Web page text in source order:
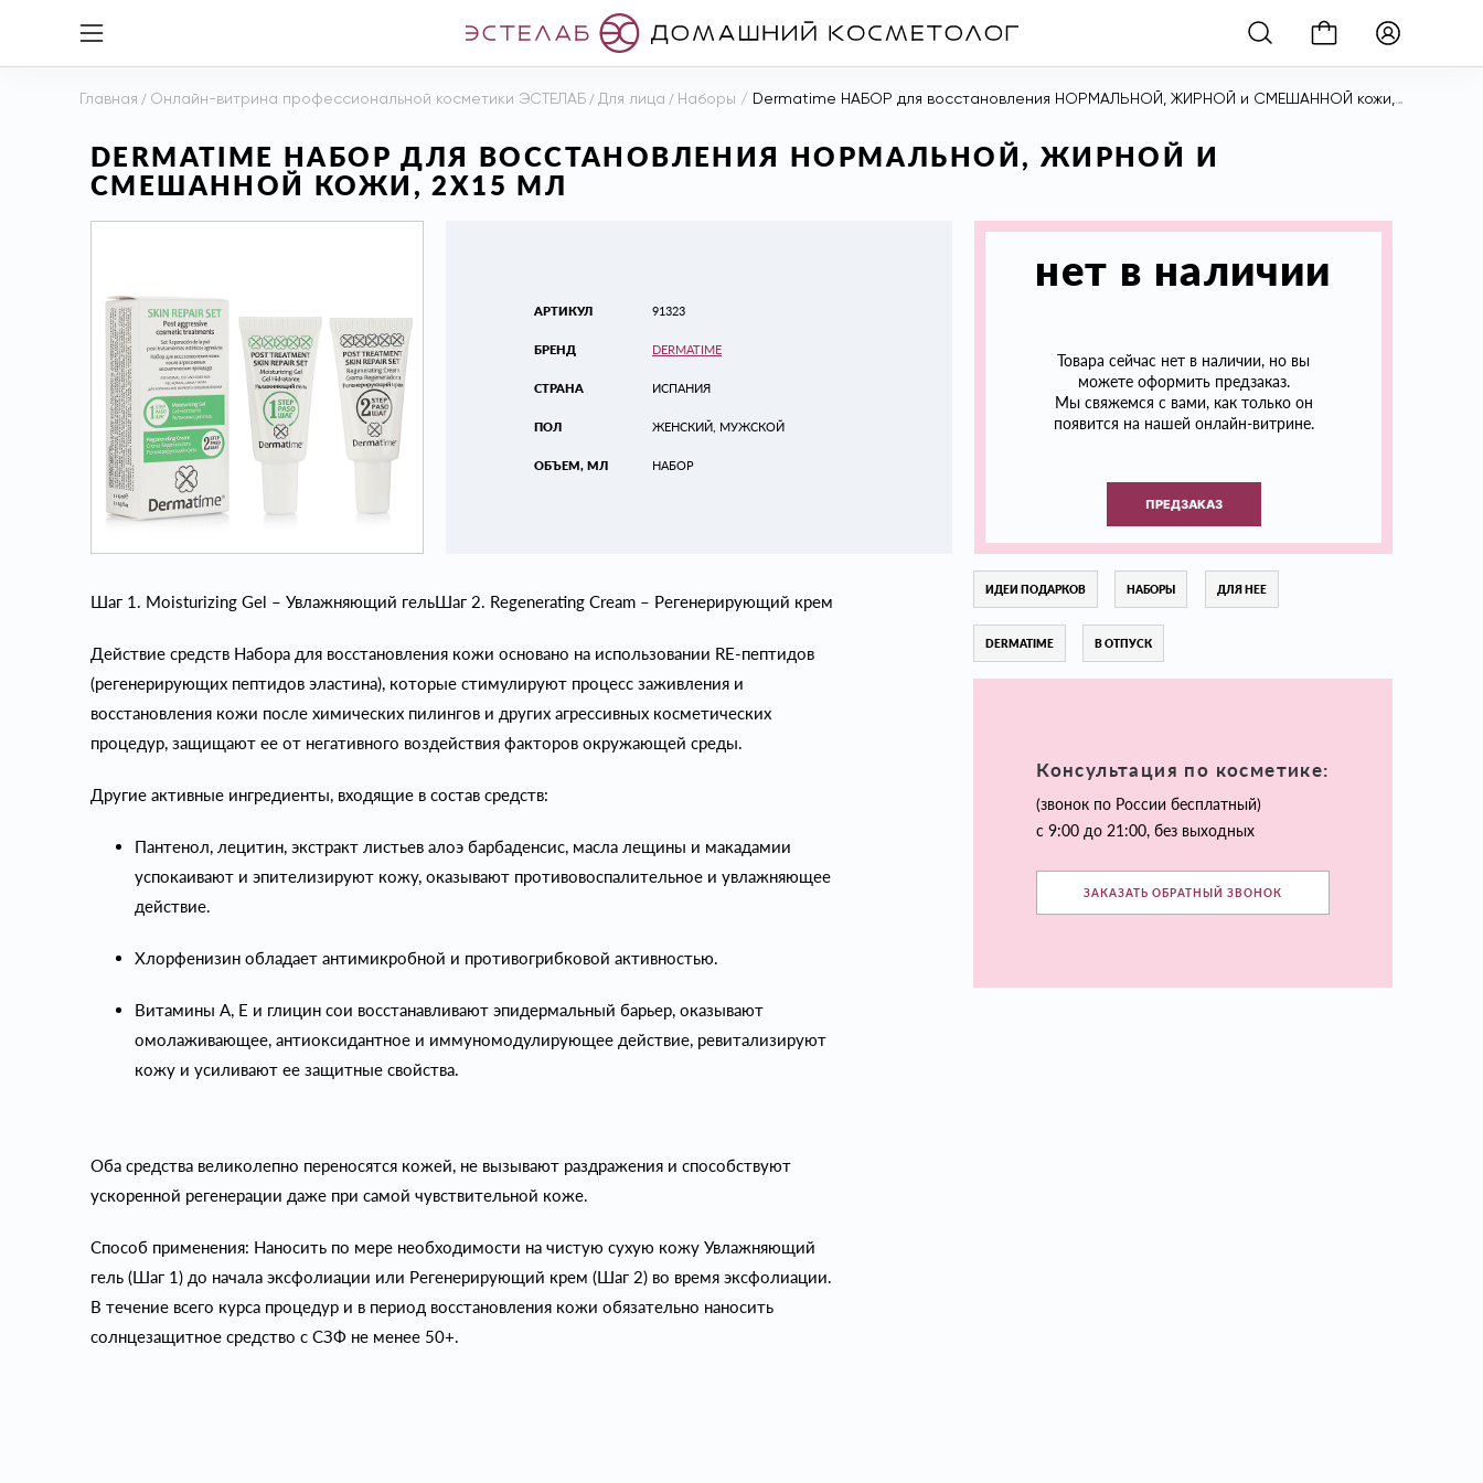
Главная / Онлайн-витрина профессиональной косметики ЭСТЕЛАБ / Для лица / Наборы / Dermatime НАБОР для восстановления НОРМАЛЬНОЙ, ЖИРНОЙ и СМЕШАННОЙ кожи, 2х15 мл
DERMATIME НАБОР ДЛЯ ВОССТАНОВЛЕНИЯ НОРМАЛЬНОЙ, ЖИРНОЙ И
СМЕШАННОЙ КОЖИ, 2Х15 МЛ
АРТИКУЛ
БРЕНД
СТРАНА
ПОЛ
ОБЪЕМ, МЛ
91323
DERMATIME
ИСПАНИЯ
ЖЕНСКИЙ, МУЖСКОЙ
НАБОР
нет в наличии
Товара сейчас нет в наличии, но вы
можете оформить предзаказ.
Мы свяжемся с вами, как только он
появится на нашей онлайн-витрине.
ПРЕДЗАКАЗ
Шаг 1. Moisturizing Gel – Увлажняющий гельШаг 2. Regenerating Cream – Регенерирующий крем
Действие средств Набора для восстановления кожи основано на использовании RE-пептидов
(регенерирующих пептидов эластина), которые стимулируют процесс заживления и
восстановления кожи после химических пилингов и других агрессивных косметических
процедур, защищают ее от негативного воздействия факторов окружающей среды.
Другие активные ингредиенты, входящие в состав средств:
Пантенол, лецитин, экстракт листьев алоэ барбаденсис, масла лещины и макадамии
успокаивают и эпителизируют кожу, оказывают противовоспалительное и увлажняющее
действие.
Хлорфенизин обладает антимикробной и противогрибковой активностью.
Витамины А, Е и глицин сои восстанавливают эпидермальный барьер, оказывают
омолаживающее, антиоксидантное и иммуномодулирующее действие, ревитализируют
кожу и усиливают ее защитные свойства.
Оба средства великолепно переносятся кожей, не вызывают раздражения и способствуют
ускоренной регенерации даже при самой чувствительной коже.
Способ применения: Наносить по мере необходимости на чистую сухую кожу Увлажняющий
гель (Шаг 1) до начала эксфолиации или Регенерирующий крем (Шаг 2) во время эксфолиации.
В течение всего курса процедур и в период восстановления кожи обязательно наносить
солнцезащитное средство с СЗФ не менее 50+.
ИДЕИ ПОДАРКОВ НАБОРЫ ДЛЯ НЕЕ
DERMATIME В ОТПУСК
Консультация по косметике:
(звонок по России бесплатный)
с 9:00 до 21:00, без выходных
ЗАКАЗАТЬ ОБРАТНЫЙ ЗВОНОК